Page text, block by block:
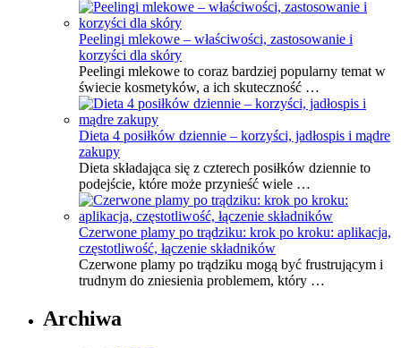
Peelingi mlekowe – właściwości, zastosowanie i
korzyści dla skóry
Peelingi mlekowe to coraz bardziej popularny temat w
świecie kosmetyków, a ich skuteczność …
Dieta 4 posiłków dziennie – korzyści, jadłospis i mądre
zakupy
Dieta składająca się z czterech posiłków dziennie to
podejście, które może przynieść wiele …
Czerwone plamy po trądziku: krok po kroku: aplikacja,
częstotliwość, łączenie składników
Czerwone plamy po trądziku mogą być frustrującym i
trudnym do zniesienia problemem, który …
Archiwa